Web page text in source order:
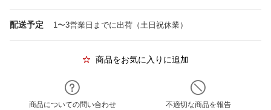
配送予定 1〜3営業日までに出荷（土日祝休業）
商品をお気に入りに追加
商品についての問い合わせ 不適切な商品を報告